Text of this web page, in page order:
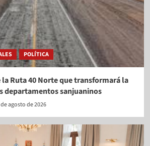
POLÍTICA
la Ruta 40 Norte que transformará la
departamentos sanjuaninos
agosto de 2026